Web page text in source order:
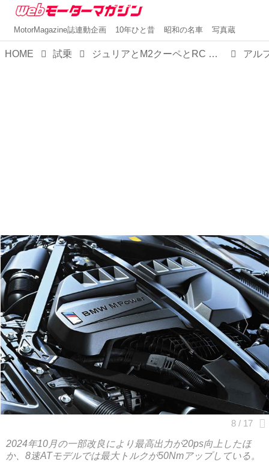
MotorMagazine誌連動企画 10年ひと昔 昭和の名車 写真蔵
HOME 試乗 ジュリアとM2クーペとRC Fを【比較試乗】。お楽しみはFRからはじまり、高揚感か官能性か精緻さかいずれかに至る
2024年10月の一部改良により最高出力が20ps向上したほ
か、8速ATモデルでは最大トルクが50Nmアップしている。